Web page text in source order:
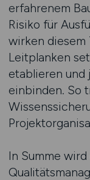
erfahrenem
Risiko für
wirken diesem
Leitplanken
etablieren und
einbinden. So
In Summe